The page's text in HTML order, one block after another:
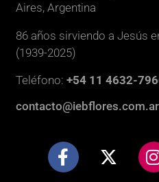
Aires, Argentina
86 años sirviendo a Jesús
(1939-2025)
Teléfono:+54 11 4632-
contacto@iebflores.com.ar
F
a
X
-
I